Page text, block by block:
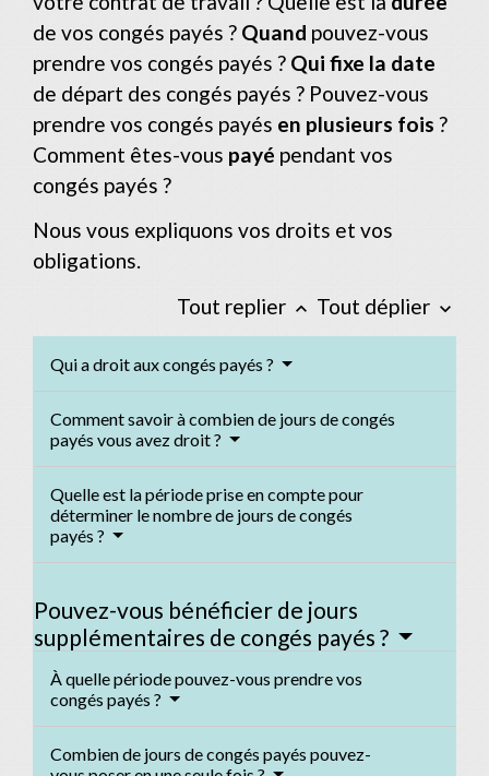
de vos congés payés ? Quand pouvez-vous
prendre vos congés payés ? Qui fixe la date
de départ des congés payés ? Pouvez-vous
prendre vos congés payés en plusieurs fois ?
Comment êtes-vous payé pendant vos
congés payés ?
Nous vous expliquons vos droits et vos
obligations.
Tout replier keyboard_arrow_up Tout déplier keyboard_arrow_down
Qui a droit aux congés payés ?
Comment savoir à combien de jours de congés
payés vous avez droit ?
Quelle est la période prise en compte pour
déterminer le nombre de jours de congés
payés ?
Pouvez-vous bénéficier de jours
supplémentaires de congés payés ?
À quelle période pouvez-vous prendre vos
congés payés ?
Combien de jours de congés payés pouvez-